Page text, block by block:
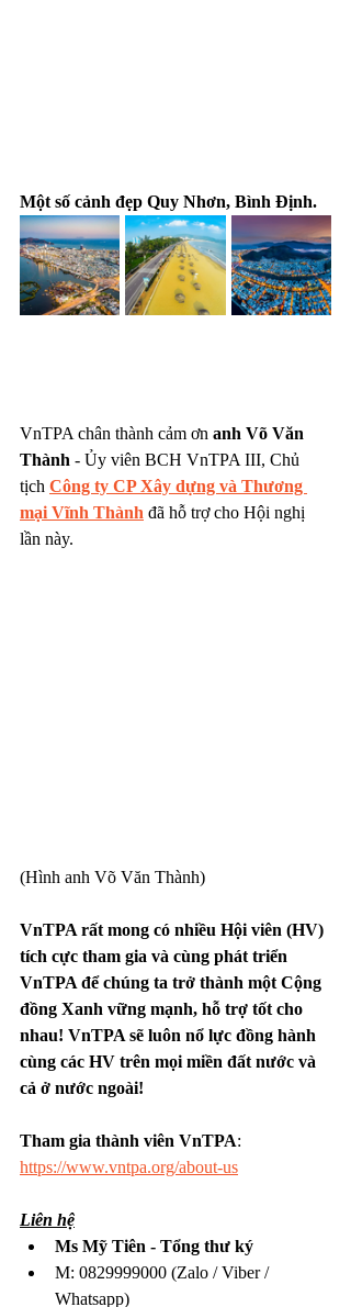
Một số cảnh đẹp Quy Nhơn, Bình Định.
VnTPA chân thành cảm ơn anh Võ Văn
Thành - Ủy viên BCH VnTPA III, Chủ
tịch Công ty CP Xây dựng và Thương
mại Vĩnh Thành đã hỗ trợ cho Hội nghị
lần này.
(Hình anh Võ Văn Thành)
VnTPA rất mong có nhiều Hội viên (HV)
tích cực tham gia và cùng phát triển
VnTPA để chúng ta trở thành một Cộng
đồng Xanh vững mạnh, hỗ trợ tốt cho
nhau! VnTPA sẽ luôn nổ lực đồng hành
cùng các HV trên mọi miền đất nước và
cả ở nước ngoài!
Tham gia thành viên VnTPA:
https://www.vntpa.org/about-us
Liên hệ
Ms Mỹ Tiên - Tổng thư ký
M: 0829999000 (Zalo / Viber /
Whatsapp)